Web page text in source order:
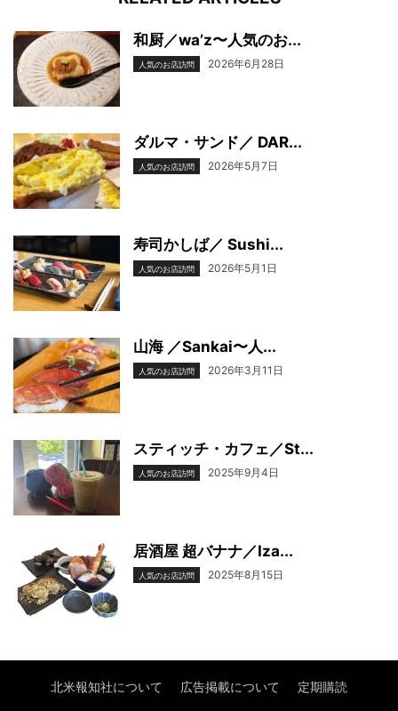
和厨／wa’z〜人気のお...
人気のお店訪問 2026年6月28日
ダルマ・サンド／ DAR...
人気のお店訪問 2026年5月7日
寿司かしば／ Sushi...
人気のお店訪問 2026年5月1日
山海 ／Sankai〜人...
人気のお店訪問 2026年3月11日
スティッチ・カフェ／St...
人気のお店訪問 2025年9月4日
居酒屋 超バナナ／Iza...
人気のお店訪問 2025年8月15日
北米報知社について 広告掲載について 定期購読